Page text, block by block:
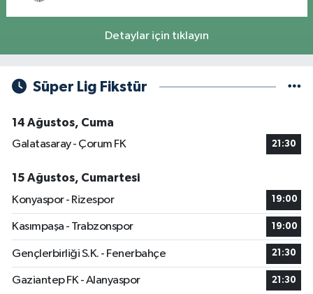
Detaylar için tıklayın
Süper Lig Fikstür
14 Ağustos, Cuma
Galatasaray - Çorum FK
21:30
15 Ağustos, Cumartesi
Konyaspor - Rizespor
19:00
Kasımpaşa - Trabzonspor 19:00
Gençlerbirliği S.K. - Fenerbahçe 21:30
Gaziantep FK - Alanyaspor 21:30